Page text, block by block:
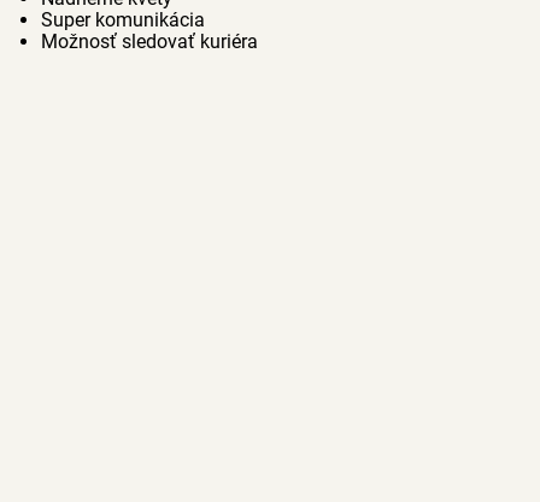
Super komunikácia
Možnosť sledovať kuriéra